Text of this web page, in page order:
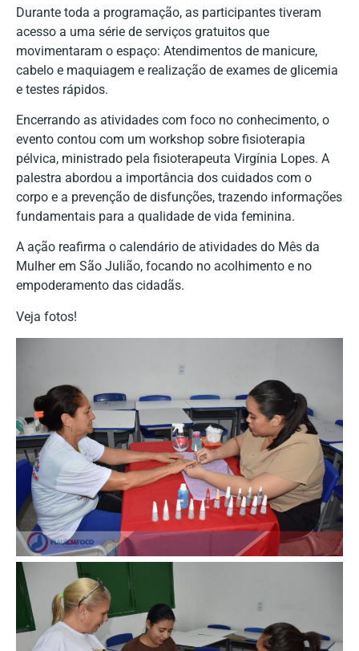
Durante toda a programação, as participantes tiveram
acesso a uma série de serviços gratuitos que
movimentaram o espaço: Atendimentos de manicure,
cabelo e maquiagem e realização de exames de glicemia
e testes rápidos.
Encerrando as atividades com foco no conhecimento, o
evento contou com um workshop sobre fisioterapia
pélvica, ministrado pela fisioterapeuta Virgínia Lopes. A
palestra abordou a importância dos cuidados com o
corpo e a prevenção de disfunções, trazendo informações
fundamentais para a qualidade de vida feminina.
A ação reafirma o calendário de atividades do Mês da
Mulher em São Julião, focando no acolhimento e no
empoderamento das cidadãs.
Veja fotos!